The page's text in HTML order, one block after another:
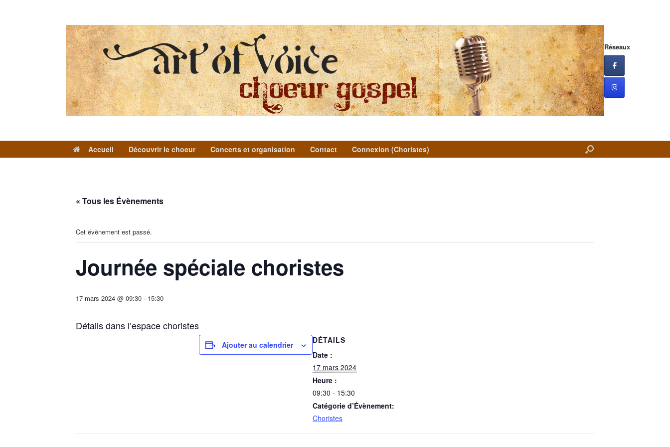
Réseaux
Accueil Découvrir le choeur Concerts et organisation Contact Connexion (Choristes)
« Tous les Évènements
Cet évènement est passé.
Journée spéciale choristes
17 mars 2024 @ 09:30 - 15:30
Détails dans l’espace choristes
Ajouter au calendrier
DÉTAILS
Date :
17 mars 2024
Heure :
09:30 - 15:30
Catégorie d’Évènement:
Choristes